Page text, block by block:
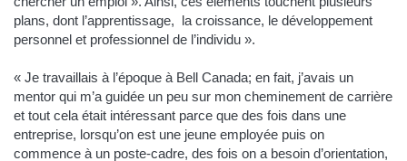
plans, dont l’apprentissage, la croissance, le développement
personnel et professionnel de l’individu ».
« Je travaillais à l’époque à Bell Canada; en fait, j’avais un
mentor qui m’a guidée un peu sur mon cheminement de carrière
et tout cela était intéressant parce que des fois dans une
entreprise, lorsqu’on est une jeune employée puis on
commence à un poste-cadre, des fois on a besoin d’orientation,